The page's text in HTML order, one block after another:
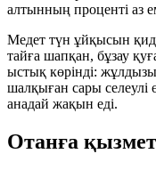
алтынның проценті аз
Медет түн ұйқысын
тайға шапқан, бұзау
ыстық көрінді:
шалқыған сары
анадай жақын еді.
Отанға